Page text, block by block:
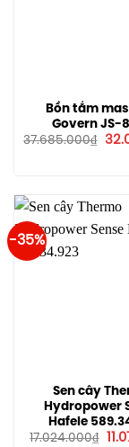
Bồn tắm
Govern JS-
37.685.000₫
Giá
-35%
Sen cây
Hydropower
Hafele
17.024.000₫
Giá